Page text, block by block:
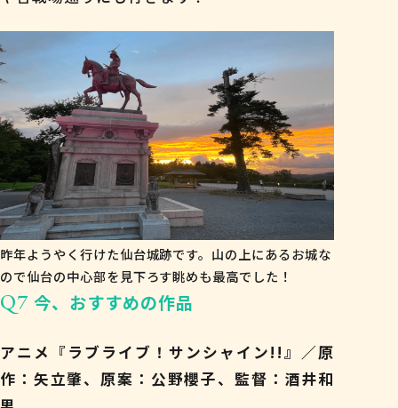
昨年ようやく行けた仙台城跡です。山の上にあるお城な
ので仙台の中心部を見下ろす眺めも最高でした！
Q7 今、おすすめの作品
アニメ『ラブライブ！サンシャイン!!』／原
作：矢立肇、原案：公野櫻子、監督：酒井和